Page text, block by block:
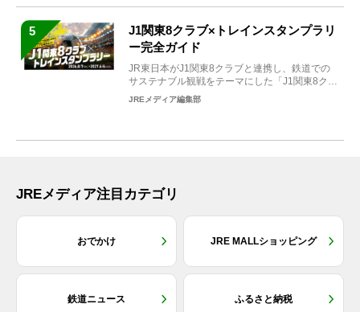
5
J1関東8クラブ×トレインスタンプラリ
ー完全ガイド
JR東日本がJ1関東8クラブと連携し、鉄道での
サステナブル観戦をテーマにした「J1関東8クラ
ブ×トレイン...
JREメディア編集部
JREメディア注目カテゴリ
おでかけ JRE MALLショッピング
鉄道ニュース ふるさと納税